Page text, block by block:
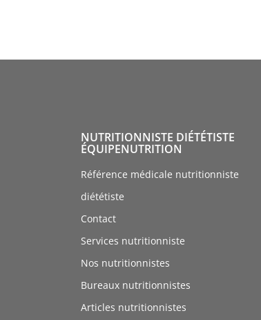
NUTRITIONNISTE DIÉTÉTISTE
ÉQUIPENUTRITION
Référence médicale nutritionniste
diététiste
Contact
Services nutritionniste
Nos nutritionnistes
Bureaux nutritionnistes
Articles nutritionnistes